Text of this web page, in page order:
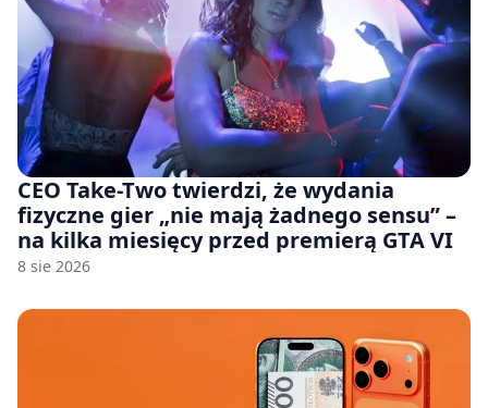
CEO Take-Two twierdzi, że wydania
fizyczne gier „nie mają żadnego sensu” –
na kilka miesięcy przed premierą GTA VI
8 sie 2026